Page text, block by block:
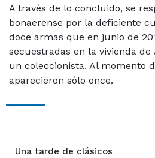
A través de lo concluido, se
bonaerense por la deficiente
doce armas que en junio de
secuestradas en la vivienda de
un coleccionista. Al momento
aparecieron sólo once.
Una tarde de clásicos